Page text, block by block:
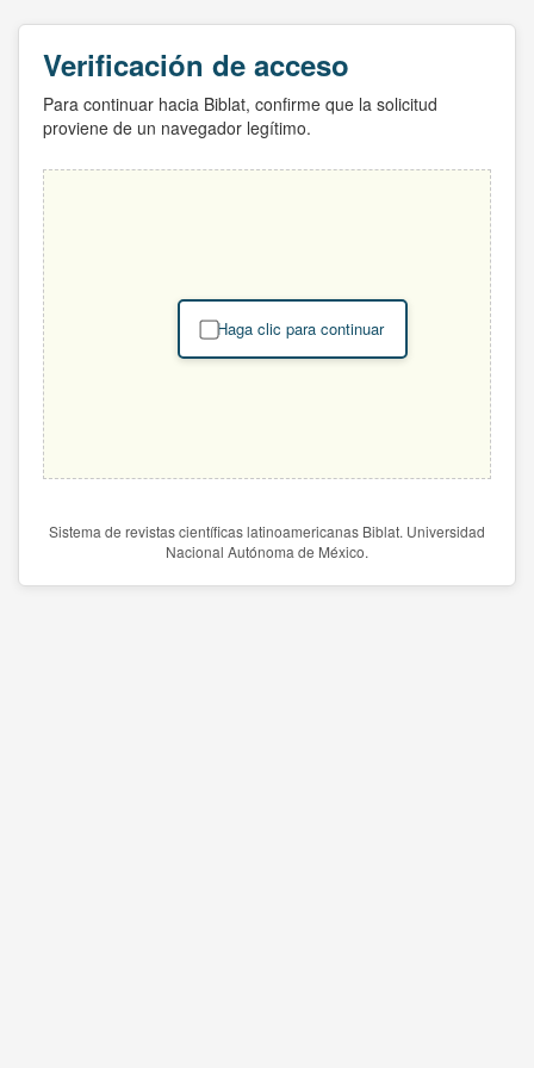
Verificación de acceso
Para continuar hacia Biblat, confirme que la solicitud
proviene de un navegador legítimo.
Haga clic para continuar
Sistema de revistas científicas latinoamericanas Biblat. Universidad
Nacional Autónoma de México.